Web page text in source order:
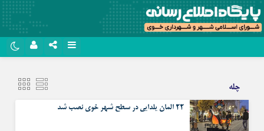
ایتا رمز عبور
چله
۲۲ المان یلدایی در سطح شهر خوی نصب شد